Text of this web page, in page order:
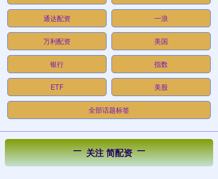
通达配资 一浪
万利配资 美国
银行 指数
ETF 美股
全部话题标签
关注 简配资